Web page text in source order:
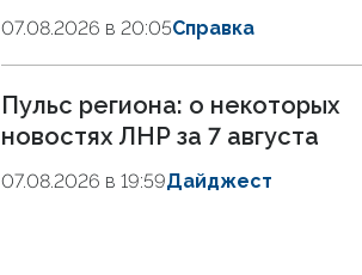
07.08.2026 в 20:05Справка
Пульс региона: о некоторых
новостях ЛНР за 7 августа
07.08.2026 в 19:59Дайджест